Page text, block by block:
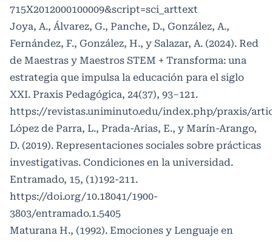
715X2012000100009&script=sci_arttext
Joya, A., Álvarez, G., Panche, D., González, A.,
Fernández, F., González, H., y Salazar, A. (2024). Red
de Maestras y Maestros STEM + Transforma: una
estrategia que impulsa la educación para el siglo
XXI. Praxis Pedagógica, 24(37), 93–121.
https://revistas.uniminuto.edu/index.php/praxis/
López de Parra, L., Prada-Arias, E., y Marín-Arango,
D. (2019). Representaciones sociales sobre prácticas
investigativas. Condiciones en la universidad.
Entramado, 15, (1)192-211.
https://doi.org/10.18041/1900-
3803/entramado.1.5405
Maturana H., (1992). Emociones y Lenguaje en